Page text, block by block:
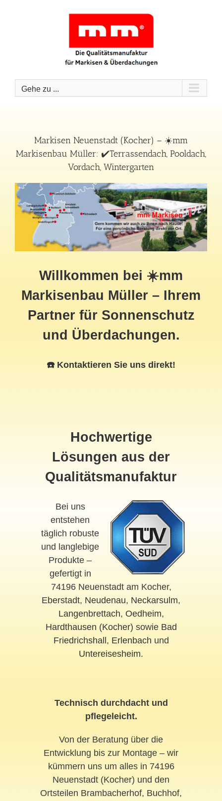
Gehe zu ...
Markisen Neuenstadt (Kocher) – ☀️mm
Markisenbau Müller: ✔️Terrassendach, Pooldach,
Vordach, Wintergarten
Willkommen bei ☀️mm
Markisenbau Müller – Ihrem
Partner für Sonnenschutz
und Überdachungen.
☎️ Kontaktieren Sie uns direkt!
Hochwertige
Lösungen aus der
Qualitätsmanufaktur
Bei uns
entstehen
täglich robuste
und langlebige
Produkte –
gefertigt in
74196 Neuenstadt am Kocher,
Eberstadt, Neudenau, Neckarsulm,
Langenbrettach, Oedheim,
Hardthausen (Kocher) sowie Bad
Friedrichshall , Erlenbach und
Untereisesheim.
Technisch durchdacht und
pflegeleicht.
Von der Beratung über die
Entwicklung bis zur Montage – wir
kümmern uns um alles in 74196
Neuenstadt (Kocher) und den
Ortsteilen Brambacherhof, Buchhof,